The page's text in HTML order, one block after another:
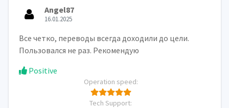
Angel87
16.01.2025
Все четко, переводы всегда доходили до цели.
Пользовался не раз. Рекомендую
Positive
Operation speed:
Tech Support: